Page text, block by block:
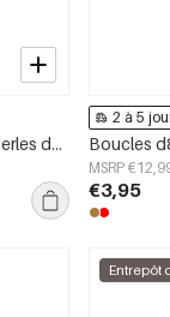
Boucles d&#39;oreilles en perles d&#39;acier inoxydable, style floral, collection romantique décontractée pour le quotidien, bijoux pour femmes
2 à 5
MSRP
€3,95
Entrepôt